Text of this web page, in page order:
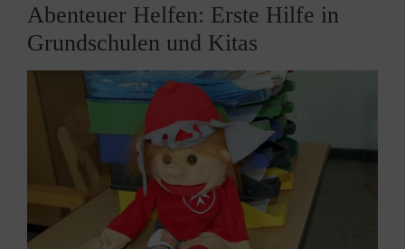
Abenteuer Helfen: Erste Hilfe in
Grundschulen und Kitas